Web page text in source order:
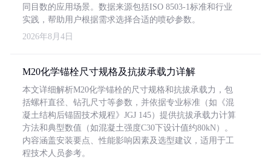
同目数的应用场景。数据来源包括ISO 8503-1标准和行业
实践，帮助用户根据需求选择合适的喷砂参数。
2026年8月4日
M20化学锚栓尺寸规格及抗拔承载力详解
本文详细解析M20化学锚栓的尺寸规格和抗拔承载力，包
括螺杆直径、钻孔尺寸等参数，并依据专业标准（如《混
凝土结构后锚固技术规程》JGJ 145）提供抗拔承载力计算
方法和典型数值（如混凝土强度C30下设计值约80kN）。
内容涵盖安装要点、性能影响因素及选型建议，适用于工
程技术人员参考。